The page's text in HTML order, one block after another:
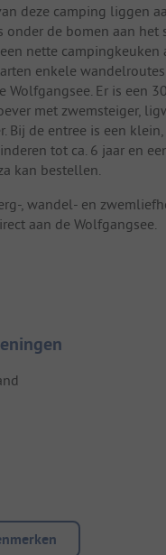
deze camping liggen
onder de bomen aan het
nette campingkeuken
enkele
Wolfgangsee. Er is een
met zwemsteiger,
Bij de entree is een
tot ca. 6 jaar en
kan bestellen.
, wandel- en
aan de Wolfgangsee.